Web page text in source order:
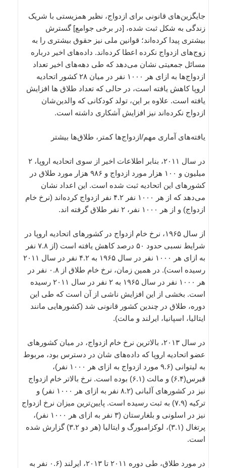
جایگزین‌های قانونی برای ازدواج، نظیر همزیستی با شریک
زندگی به شکل ثبت شده، [در برخی جوامع] گسترش
بیشتری پیدا کرده‌اند؛ قوانین ملی نیز حقوق بیشتری را به
زوج‌های ازدواج نکرده اعطا کرده‌اند. داده‌های اخیر درباره
مسائل جمعیتی نشان می‌دهد که طی دهه‌های اخیر تعداد
ازدواج‌ها به ازای هر ۱۰۰۰ نفر در میان ۲۸ کشور اتحادیه
اروپا کاهش یافته است، در حالی که تعداد طلاق ها افزایش
یافته‌ است. علاوه بر این، تولد کودکانی که والدین‌شان
ازدواج نکرده‌اند نیز افزایش آشکاری داشته است.
یافته‌های آماری مهم/ازدواج‌‌ها کمتر، طلاق‌ها بیشتر
در سال ۲۰۱۱، بنابر اطلاعات اخیر از سوی اتحادیه اروپا، ۲
میلیون و ۱۰۰ هزار مورد ازدواج و ۹۸۶ هزار مورد طلاق در
کشورهای این اتحادیه ثبت شده است. این اعداد نشان
می‌دهد که از هر ۱۰۰۰ نفر ۴.۲ نفر ازدواج کرده‌اند (نرخ خام
ازدواج) و از هر ۱۰۰۰ نفر، ۲ نفر طلاق گرفته اند.
از سال ۱۹۶۵، نرخ خام ازدواج در کشورهای اتحادیه اروپا در
شرایط نسبی حدود ۵۰ درصد کاهش یافته است (از ۷.۸ نفر
به ازای هر ۱۰۰۰ نفر در سال ۱۹۶۵ به ۴.۲ نفر در سال ۲۰۱۱
رسیده است). در همین زمان، نرخ خام طلاق از ۰.۸ نفر در
هر ۱۰۰۰ نفر در سال ۱۹۶۵ به ۲ نفر در سال ۲۰۱۱ رسیده
است. بخشی از این افزایش ناشی از آن است که طی این
دوره، طلاق در چندین کشور قانونی شد (کشورهایی مانند
ایتالیا، اسپانیا، ایرلند و مالت).
در سال ۲۰۱۳، بالاترین نرخ خام ازدواج، در میان کشورهای
عضو اتحادیه اروپا که داده‌های شان در دسترس بود، مربوط
به لیتوانی (۹.۶ مورد ازدواج به ازای هر ۱۰۰۰ نفر)،
قبرس(۶.۴) و مالت (۶.۱) بوده است. نرخ بالاتر خام ازدواج
نیز در کشورهای آلبانی (۸.۲ نفر به ازای هر ۱۰۰۰ نفر) و
ترکیه (۷.۹) به ثبت رسیده است. پایین‌ترین میزان نرخ ازدواج
نیز در اسلونی و بلغارستان (۳ نفر به ازای هر ۱۰۰۰ نفر)،
پرتغال (۳.۱)، لوکزامبورگ و ایتالیا (هر دو ۳.۲) گزارش شده
است.
در مورد طلاق، طی دوره ۲۰۱۱ تا ۲۰۱۳، ایرلند (۰.۶ نفر به